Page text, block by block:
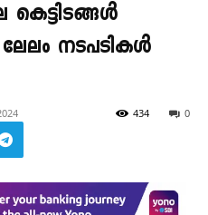
കെട്ടിടങ്ങൾ
നടപടികൾ
0
434